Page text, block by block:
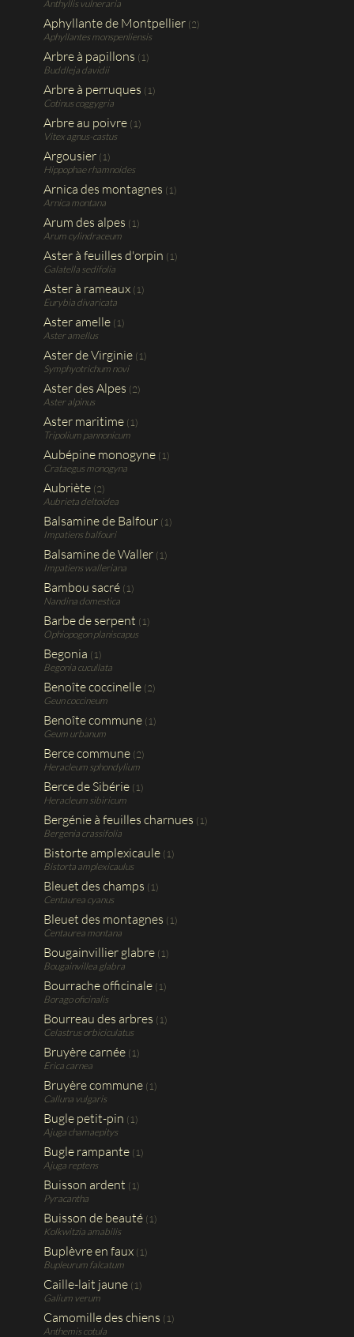
Anthyllis vulneraria
Aphyllante de Montpellier (2)
Aphyllantes monspenliensis
Arbre à papillons (1)
Buddleja davidii
Arbre à perruques (1)
Cotinus coggygria
Arbre au poivre (1)
Vitex agnus-castus
Argousier (1)
Hippophae rhamnoides
Arnica des montagnes (1)
Arnica montana
Arum des alpes (1)
Arum cylindraceum
Aster à feuilles d'orpin (1)
Galatella sedifolia
Aster à rameaux (1)
Eurybia divaricata
Aster amelle (1)
Aster amellus
Aster de Virginie (1)
Symphyotrichum novi
Aster des Alpes (2)
Aster alpinus
Aster maritime (1)
Tripolium pannonicum
Aubépine monogyne (1)
Crataegus monogyna
Aubriète (2)
Aubrieta deltoidea
Balsamine de Balfour (1)
Impatiens balfouri
Balsamine de Waller (1)
Impatiens walleriana
Bambou sacré (1)
Nandina domestica
Barbe de serpent (1)
Ophiopogon planiscapus
Begonia (1)
Begonia cucullata
Benoîte coccinelle (2)
Geun coccineum
Benoîte commune (1)
Geum urbanum
Berce commune (2)
Heracleum sphondylium
Berce de Sibérie (1)
Heracleum sibiricum
Bergénie à feuilles charnues (1)
Bergenia crassifolia
Bistorte amplexicaule (1)
Bistorta amplexicaulus
Bleuet des champs (1)
Centaurea cyanus
Bleuet des montagnes (1)
Centaurea montana
Bougainvillier glabre (1)
Bougainvillea glabra
Bourrache officinale (1)
Borago oficinalis
Bourreau des arbres (1)
Celastrus orbiciculatus
Bruyère carnée (1)
Erica carnea
Bruyère commune (1)
Calluna vulgaris
Bugle petit-pin (1)
Ajuga chamaepitys
Bugle rampante (1)
Ajuga reptens
Buisson ardent (1)
Pyracantha
Buisson de beauté (1)
Kolkwitzia amabilis
Buplèvre en faux (1)
Bupleurum falcatum
Caille-lait jaune (1)
Galium verum
Camomille des chiens (1)
Anthemis cotula